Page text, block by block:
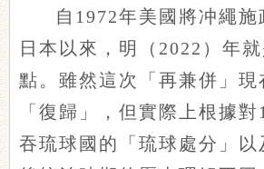
自1972年美國將冲繩施
日本以來，明（2022）年
點。雖然這次「再兼併」現
「復歸」，但實際上根據
吞琉球國的「琉球處分」以